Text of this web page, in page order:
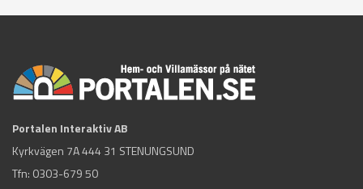
Portalen Interaktiv AB
Kyrkvägen 7A 444 31 STENUNGSUND
Tfn: 0303-679 50